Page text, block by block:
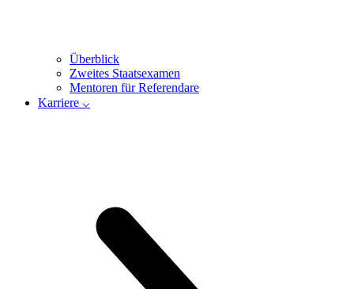
Überblick
Zweites Staatsexamen
Mentoren für Referendare
Karriere ⌵